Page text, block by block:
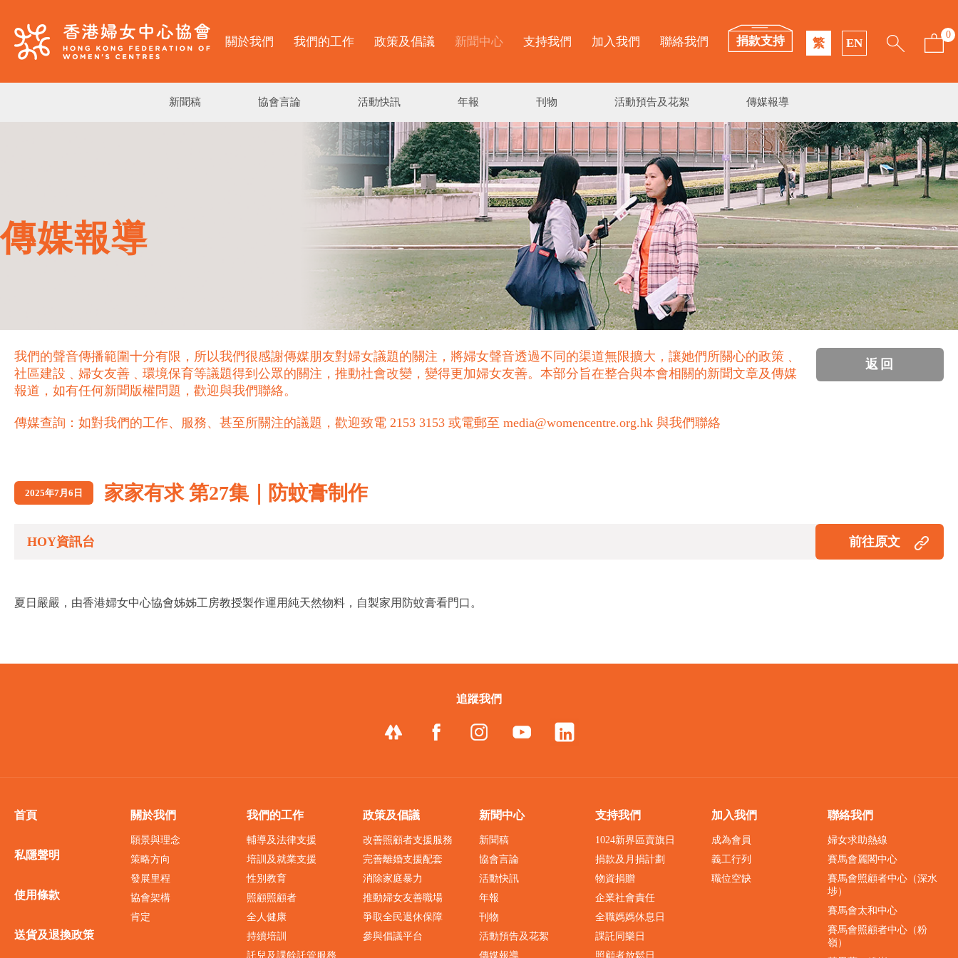
關於我們 我們的工作 政策及倡議 新聞中心 支持我們 加入我們 聯絡我們 捐款支持 繁 EN
0
新聞稿 協會言論 活動快訊 年報 刊物 活動預告及花絮 傳媒報導
傳媒報導
我們的聲音傳播範圍十分有限，所以我們很感謝傳媒朋友對婦女議題的關注，將婦女聲音透過不同的渠道無限擴大，讓她們所關心的政策﹑
社區建設﹑婦女友善﹑環境保育等議題得到公眾的關注，推動社會改變，變得更加婦女友善。本部分旨在整合與本會相關的新聞文章及傳媒
報道，如有任何新聞版權問題，歡迎與我們聯絡。
傳媒查詢：如對我們的工作、服務、甚至所關注的議題，歡迎致電 2153 3153 或電郵至 media@womencentre.org.hk 與我們聯絡
返回
2025年7月6日 家家有求 第27集｜防蚊膏制作
HOY資訊台 前往原文
夏日嚴嚴，由香港婦女中心協會姊姊工房教授製作運用純天然物料，自製家用防蚊膏看門口。
追蹤我們
首頁
私隱聲明
使用條款
送貨及退換政策
關於我們
願景與理念
策略方向
發展里程
協會架構
肯定
我們的工作
輔導及法律支援
培訓及就業支援
性別教育
照顧照顧者
全人健康
持續培訓
託兒及課餘託管服務
政策及倡議
改善照顧者支援服務
完善離婚支援配套
消除家庭暴力
推動婦女友善職場
爭取全民退休保障
參與倡議平台
新聞中心
新聞稿
協會言論
活動快訊
年報
刊物
活動預告及花絮
傳媒報導
支持我們
1024新界區賣旗日
捐款及月捐計劃
物資捐贈
企業社會責任
全職媽媽休息日
課託同樂日
照顧者放鬆日
加入我們
成為會員
義工行列
職位空缺
聯絡我們
婦女求助熱線
賽馬會麗閣中心
賽馬會照顧者中心（深水
埗）
賽馬會太和中心
賽馬會照顧者中心（粉
嶺）